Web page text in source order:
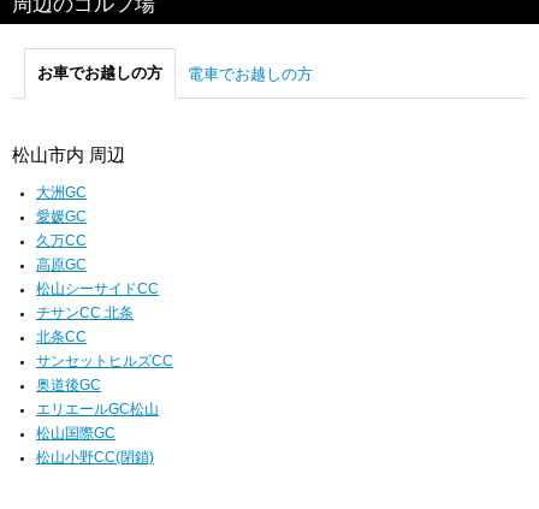
お車でお越しの方 電車でお越しの方
松山市内 周辺
大洲GC
愛媛GC
久万CC
高原GC
松山シーサイドCC
チサンCC 北条
北条CC
サンセットヒルズCC
奥道後GC
エリエールGC松山
松山国際GC
松山小野CC(閉鎖)